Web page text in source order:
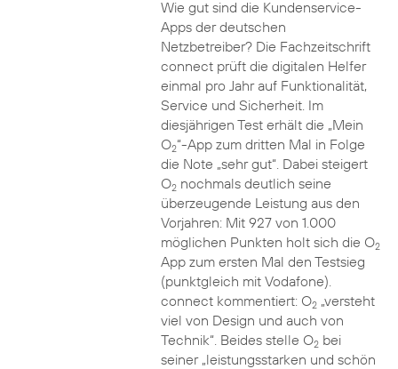
Wie gut sind die Kundenservice-
Apps der deutschen
Netzbetreiber? Die Fachzeitschrift
connect prüft die digitalen Helfer
einmal pro Jahr auf Funktionalität,
Service und Sicherheit. Im
diesjährigen Test erhält die „Mein
O2“-App zum dritten Mal in Folge
die Note „sehr gut“. Dabei steigert
O2nochmals deutlich seine
überzeugende Leistung aus den
Vorjahren: Mit 927 von 1.000
möglichen Punkten holt sich die O2
App zum ersten Mal den Testsieg
(punktgleich mit Vodafone).
connect kommentiert: O2„versteht
viel von Design und auch von
Technik“. Beides stelle O2bei
seiner „leistungsstarken und schön